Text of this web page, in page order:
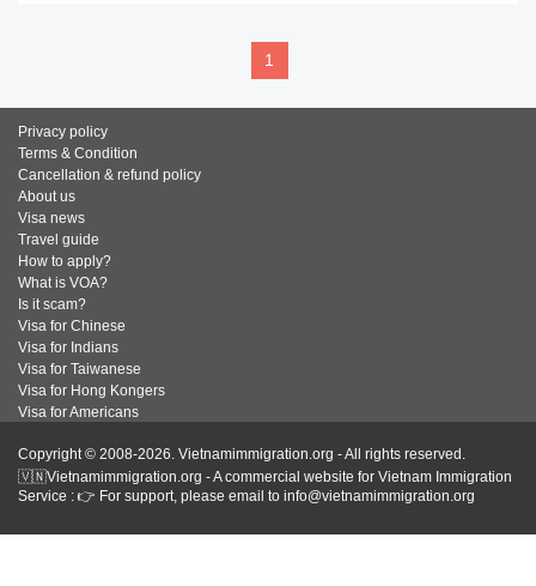
1
Privacy policy
Terms & Condition
Cancellation & refund policy
About us
Visa news
Travel guide
How to apply?
What is VOA?
Is it scam?
Visa for Chinese
Visa for Indians
Visa for Taiwanese
Visa for Hong Kongers
Visa for Americans
Copyright © 2008-2026. Vietnamimmigration.org - All rights reserved.
🇻🇳Vietnamimmigration.org - A commercial website for Vietnam Immigration
Service : 👉 For support, please email to info@vietnamimmigration.org